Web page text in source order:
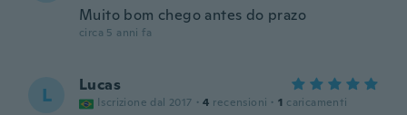
Muito bom chego antes do prazo
circa 5 anni fa
L Lucas
Iscrizione dal 2017 · 4 recensioni · 1 caricamenti